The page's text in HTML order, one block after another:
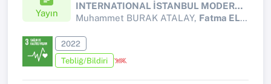
Yayın
INTERNATIONAL İSTANBUL MODERN SCIENTIFIC RESEARCH CONGRESS IV
Muhammet BURAK ATALAY, Fatma ELİŞ
2022
Tebliğ/Bildiri